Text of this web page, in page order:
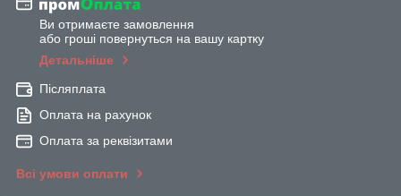
Ви отримаєте замовлення
або гроші повернуться на вашу картку
Детальніше
Післяплата
Оплата на рахунок
Оплата за реквізитами
Всі умови оплати